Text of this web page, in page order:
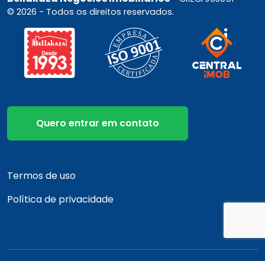
© 2026 - Todos os direitos reservados.
Quero entrar em contato
Termos de uso
Política de privacidade